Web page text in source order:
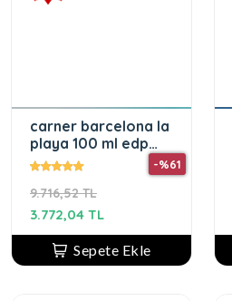
carner barcelona la
playa 100 ml edp
unisex parfüm
9.716,52 TL
-%61
3.772,04 TL
Sepete Ekle